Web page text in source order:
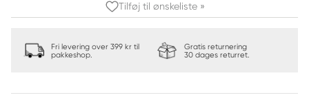
Tilføj til ønskeliste »
Fri levering over 399 kr til
pakkeshop.
Gratis returnering
30 dages returret.